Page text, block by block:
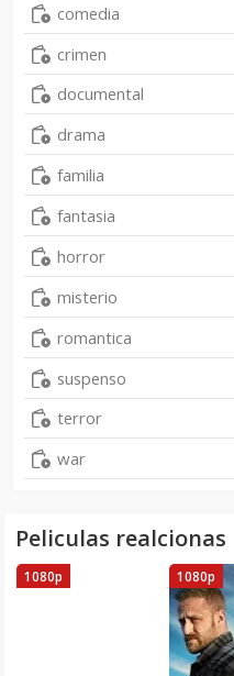
comedia
crimen
documental
drama
familia
fantasia
horror
misterio
romantica
suspenso
terror
war
Peliculas realcionas
1080p 1080p